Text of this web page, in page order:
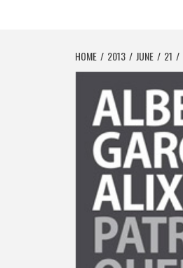
HOME 2013 JUNE 21